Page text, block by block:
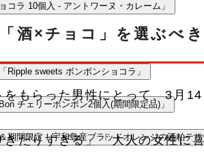
コラ 10個入 - アントワーヌ・カレーム」
fleuve ≪ICA2020シルバー受賞≫ 日経新聞の全
Ripple sweets ボンボンショコラ」
チェリーボンボン2個入(期間限定品)」
期間限定！宇和島産ブラッドオレンジの酒粕テ
酒×チョコ」を選ぶべ
もらった男性にとって、3月
たりすぎる」「大人の女性に